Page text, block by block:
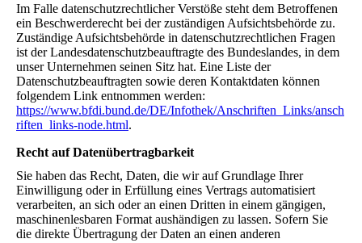
Im Falle datenschutzrechtlicher Verstöße steht dem Betroffenen
ein Beschwerderecht bei der zuständigen Aufsichtsbehörde zu.
Zuständige Aufsichtsbehörde in datenschutzrechtlichen Fragen
ist der Landesdatenschutzbeauftragte des Bundeslandes, in dem
unser Unternehmen seinen Sitz hat. Eine Liste der
Datenschutzbeauftragten sowie deren Kontaktdaten können
folgendem Link entnommen werden:
https://www.bfdi.bund.de/DE/Infothek/Anschriften_Links/ansch
riften_links-node.html.
Recht auf Datenübertragbarkeit
Sie haben das Recht, Daten, die wir auf Grundlage Ihrer
Einwilligung oder in Erfüllung eines Vertrags automatisiert
verarbeiten, an sich oder an einen Dritten in einem gängigen,
maschinenlesbaren Format aushändigen zu lassen. Sofern Sie
die direkte Übertragung der Daten an einen anderen